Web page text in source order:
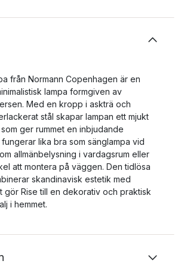
från Normann Copenhagen är en
lampa formgiven av
Med en kropp i askträ och
stål skapar lampan ett mjukt
ger rummet en inbjudande
fungerar lika bra som sänglampa vid
allmänbelysning i vardagsrum eller
att montera på väggen. Den tidlösa
skandinavisk estetik med
gör Rise till en dekorativ och praktisk
i hemmet.